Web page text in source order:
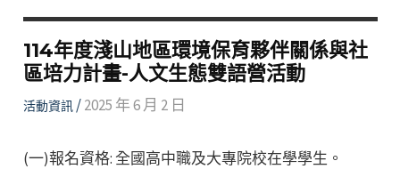
114年度淺山地區環境保育夥伴關係與社
區培力計畫-人文生態雙語營活動
活動資訊/2025 年 6 月 2 日
(一)報名資格: 全國高中職及大專院校在學學生。